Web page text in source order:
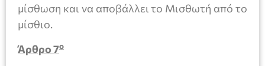
μίσθωση και να αποβάλλει το Μισθωτή από το
μίσθιο.
Άρθρο 7ο